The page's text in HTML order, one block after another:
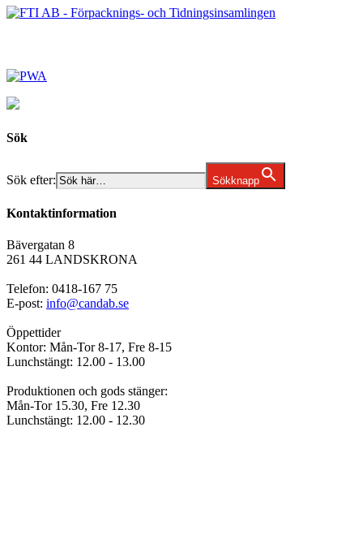
Sök
Sök efter: Sökknapp
Kontaktinformation
Bävergatan 8
261 44 LANDSKRONA
Telefon: 0418-167 75
E-post: info@candab.se
Öppettider
Kontor: Mån-Tor 8-17, Fre 8-15
Lunchstängt: 12.00 - 13.00
Produktionen och gods stänger:
Mån-Tor 15.30, Fre 12.30
Lunchstängt: 12.00 - 12.30